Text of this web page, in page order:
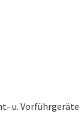
u. Vorführgeräte